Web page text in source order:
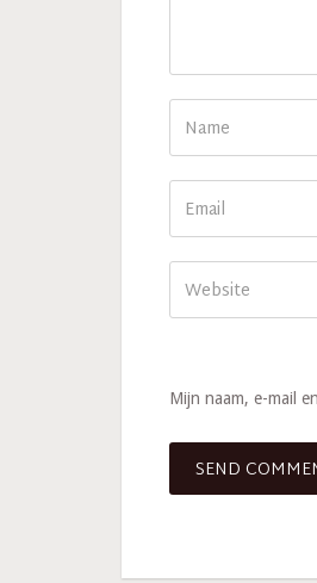
Mijn naam, e-mail